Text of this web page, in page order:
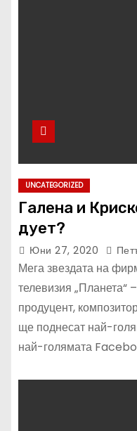
UNCATEGORIZED
Галена и
дует?
Юни 27, 2020
Мега звездата на
телевизия „Планета“
продуцент,
ще поднесат най-
най-голямата